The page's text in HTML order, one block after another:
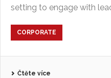
setting to engage with
CORPORATE
Čtěte více